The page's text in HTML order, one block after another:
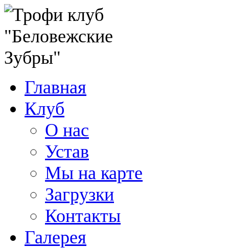
Главная
Клуб
О нас
Устав
Мы на карте
Загрузки
Контакты
Галерея